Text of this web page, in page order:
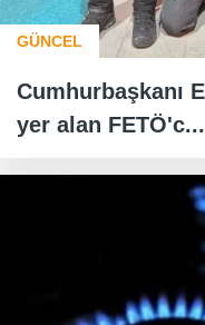
GÜNCEL
Cumhurbaşkanı
yer alan FETÖ'c...